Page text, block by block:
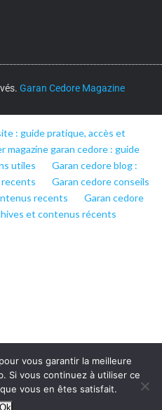
Garan Cedore Magazine
: guide pratique, accès et
magazine garan cedore : guide
utiles
Garan cedore blog :
Garan cedore conseils
recents
Garan cedore
et contenus récents
vous garantir la meilleure
Si vous continuez à utiliser ce
vous en êtes satisfait.
Ok